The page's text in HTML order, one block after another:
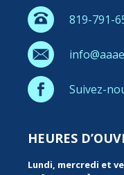
819-791-
Suivez-
HEURES
Lundi, mercredi et